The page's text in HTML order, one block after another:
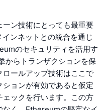
ン技術にとっても最重要
ンネットとの統合を通じ
のセキュリティを活用す
からトランザクションを保
ールアップ技術はここで
ョンが有効であると仮定
ェックを行います。この方